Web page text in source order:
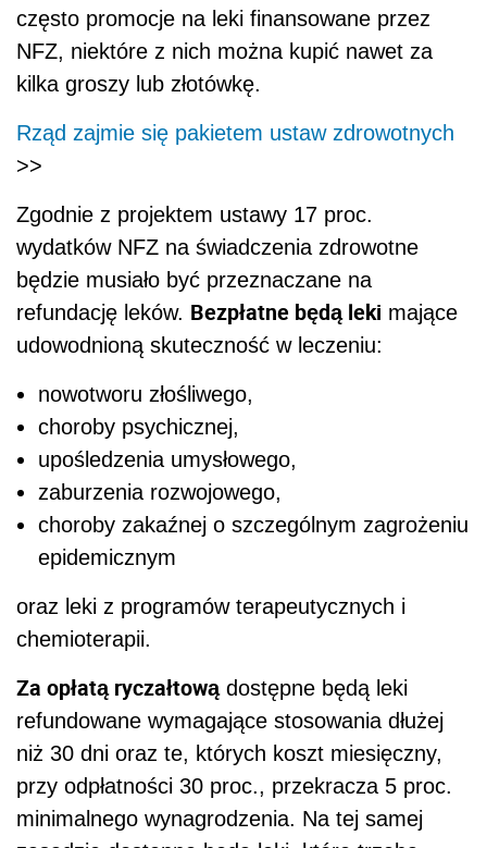
często promocje na leki finansowane przez
NFZ, niektóre z nich można kupić nawet za
kilka groszy lub złotówkę.
Rząd zajmie się pakietem ustaw zdrowotnych
>>
Zgodnie z projektem ustawy 17 proc.
wydatków NFZ na świadczenia zdrowotne
będzie musiało być przeznaczane na
refundację leków. Bezpłatne będą leki mające
udowodnioną skuteczność w leczeniu:
nowotworu złośliwego,
choroby psychicznej,
upośledzenia umysłowego,
zaburzenia rozwojowego,
choroby zakaźnej o szczególnym zagrożeniu
epidemicznym
oraz leki z programów terapeutycznych i
chemioterapii.
Za opłatą ryczałtowądostępne będą leki
refundowane wymagające stosowania dłużej
niż 30 dni oraz te, których koszt miesięczny,
przy odpłatności 30 proc., przekracza 5 proc.
minimalnego wynagrodzenia. Na tej samej